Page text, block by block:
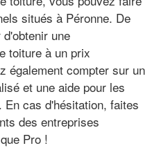
situés à Péronne. De
une
toiture à un prix
également compter sur un
et une aide pour les
cas d'hésitation, faites
des entreprises
Pro !